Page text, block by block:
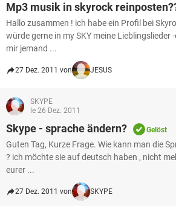
Mp3 musik in skyrock
Hallo zusammen ! ich habe ein Profil bei
würde gerne in my SKY meine Lieblingslieder
mir jemand ...
27 Dez. 2011 von JESUS
SKYPE
le 26 Dez. 2011
Skype - sprache ändern? Gelöst
Guten Tag, Kurze Frage. Wie kann man die
? ich möchte sie auf deutsch haben , nicht
eurer ...
27 Dez. 2011 von SKYPE